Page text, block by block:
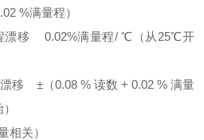
%满量程）
漂移 0.02%满量程/ ℃（从25℃开
移 ±（0.08 % 读数 + 0.02 % 满量
关）